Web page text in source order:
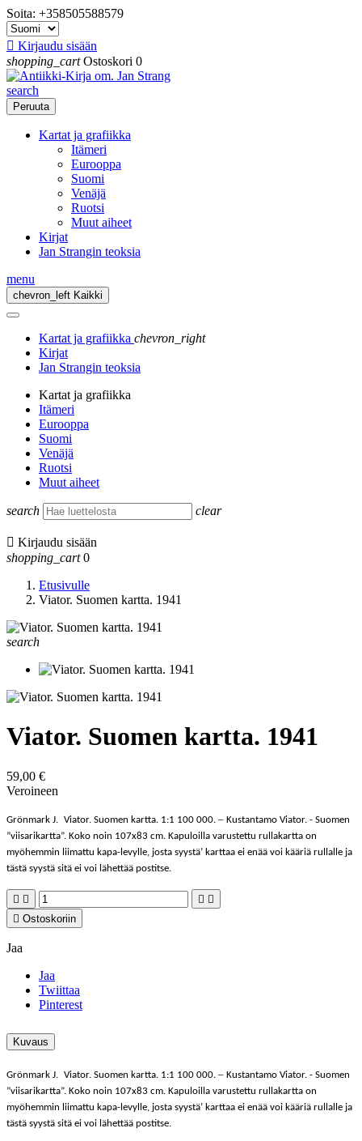
Soita: +358505588579
 Kirjaudu sisään
shopping_cart Ostoskori 0
search
Peruuta
Kartat ja grafiikka
Itämeri
Eurooppa
Suomi
Venäjä
Ruotsi
Muut aiheet
Kirjat
Jan Strangin teoksia
menu
chevron_left Kaikki
Kartat ja grafiikka chevron_right
Kirjat
Jan Strangin teoksia
Kartat ja grafiikka
Itämeri
Eurooppa
Suomi
Venäjä
Ruotsi
Muut aiheet
search clear
 Kirjaudu sisään
shopping_cart 0
Etusivulle
Viator. Suomen kartta. 1941
search
Viator. Suomen kartta. 1941
59,00 €
Veroineen
Grönmark J. Viator. Suomen kartta. 1:1 100 000. – Kustantamo Viator. - Suomen
”viisarikartta”. Koko noin 107x83 cm. Kapuloilla varustettu rullakartta on
myöhemmin liimattu kapa-levylle, josta syystä’ karttaa ei enää voi kääriä rullalle ja
tästä syystä sitä ei voi lähettää postitse.
   
 Ostoskoriin
Jaa
Jaa
Twiittaa
Pinterest
Kuvaus
Grönmark J. Viator. Suomen kartta. 1:1 100 000. – Kustantamo Viator. - Suomen
”viisarikartta”. Koko noin 107x83 cm. Kapuloilla varustettu rullakartta on
myöhemmin liimattu kapa-levylle, josta syystä’ karttaa ei enää voi kääriä rullalle ja
tästä syystä sitä ei voi lähettää postitse.